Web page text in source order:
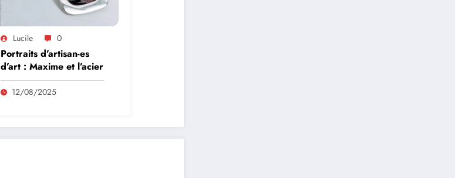
Lucile 0
Portraits d’artisan-es
d’art : Maxime et l’acier
12/08/2025